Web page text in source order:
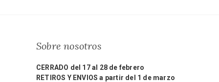
Sobre nosotros
CERRADO del 17 al 28 de febrero
RETIROS Y ENVIOS a partir del 1 de marzo